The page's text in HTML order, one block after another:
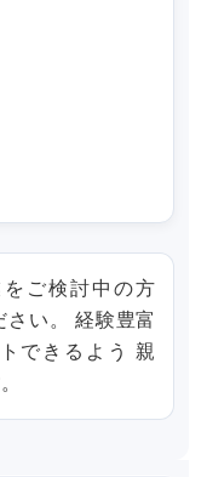
ご検討中の方
さい。 経験豊富
できるよう 親